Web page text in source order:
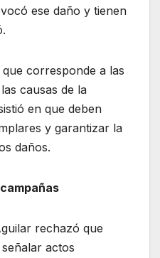
ese daño y tienen
corresponde a las
causas de la
en que deben
y garantizar la
daños.
rechazó que
actos